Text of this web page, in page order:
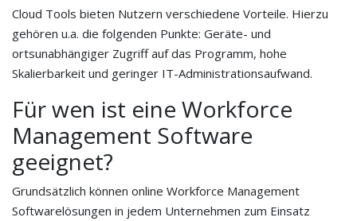
Cloud Tools bieten Nutzern verschiedene Vorteile. Hierzu
gehören u.a. die folgenden Punkte: Geräte- und
ortsunabhängiger Zugriff auf das Programm, hohe
Skalierbarkeit und geringer IT-Administrationsaufwand.
Für wen ist eine Workforce
Management Software
geeignet?
Grundsätzlich können online Workforce Management
Softwarelösungen in jedem Unternehmen zum Einsatz